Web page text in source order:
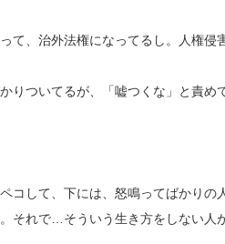
て、治外法権になってるし。人権侵
りついてるが、「嘘つくな」と責め
ペコして、下には、怒鳴ってばかり
それで…そういう生き方をしない人